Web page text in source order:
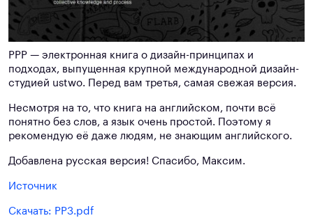
PPP — электронная книга о дизайн-принципах и
подходах, выпущенная крупной международной дизайн-
студией ustwo. Перед вам третья, самая свежая версия.
Несмотря на то, что книга на английском, почти всё
понятно без слов, а язык очень простой. Поэтому я
рекомендую её даже людям, не знающим английского.
Добавлена русская версия! Спасибо, Максим.
Источник
Скачать: PP3.pdf